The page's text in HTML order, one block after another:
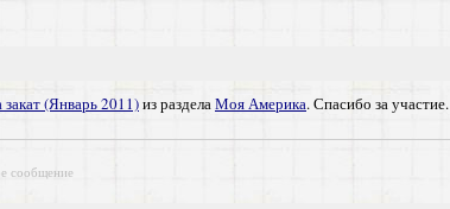
закат (Январь 2011)из разделаМоя Америка. Спасибо за участие.
сообщение